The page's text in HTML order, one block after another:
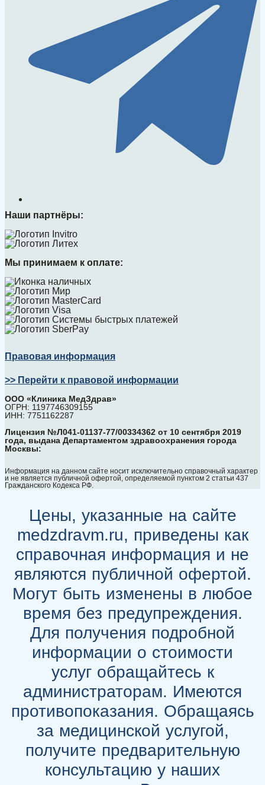
Наши партнёры:
Мы принимаем к оплате:
Правовая информация
>> Перейти к правовой информации
ООО «Клиника МедЗдрав»
ОГРН: 1197746309155
ИНН: 7751162287
Лицензия №Л041-01137-77/00334362 от 10 сентября 2019
года, выдана Департаментом здравоохранения города
Москвы:
Информация на данном сайте носит исключительно справочный характер
и не является публичной офертой, определяемой пунктом 2 статьи 437
Гражданского Кодекса РФ.
Цены, указанные на сайте
medzdravm.ru, приведены как
справочная информация и не
являются публичной офертой.
Могут быть изменены в любое
время без предупреждения.
Для получения подробной
информации о стоимости
услуг обращайтесь к
администраторам. Имеются
противопоказания. Обращаясь
за медицинской услугой,
получите предварительную
консультацию у наших